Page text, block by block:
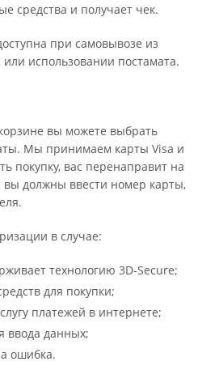
средства и получает чек.
при самовывозе из
использовании постамата.
вы можете выбрать
Мы принимаем карты Visa и
покупку, вас перенаправит на
вы должны ввести номер карты,
в случае:
технологию 3D-Secure;
для покупки;
платежей в интернете;
ввода данных;
ошибка.